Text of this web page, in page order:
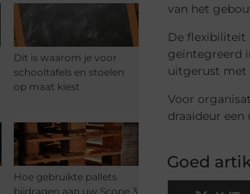
Dit is waarom je voor
schooltafels en stoelen
op maat kiest
Hoe gebruikte pallets
bijdragen aan uw Scope 3
van het
De flexibiliteit
geïntegreerd
uitgerust met
Voor
draaideur
Goed